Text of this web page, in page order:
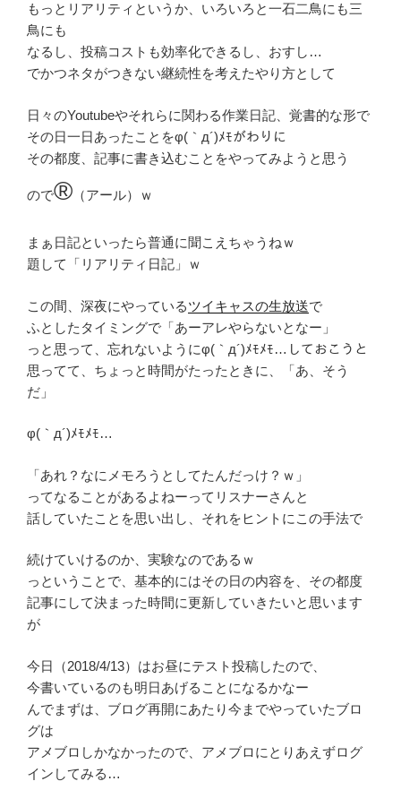
もっとリアリティというか、いろいろと一石二鳥にも三
鳥にも
なるし、投稿コストも効率化できるし、おすし…
でかつネタがつきない継続性を考えたやり方として
日々のYoutubeやそれらに関わる作業日記、覚書的な形で
その日一日あったことをφ(｀д´)ﾒﾓがわりに
その都度、記事に書き込むことをやってみようと思う
ので® （アール）ｗ
まぁ日記といったら普通に聞こえちゃうねｗ
題して「リアリティ日記」ｗ
この間、深夜にやっているツイキャスの生放送で
ふとしたタイミングで「あーアレやらないとなー」
っと思って、忘れないようにφ(｀д´)ﾒﾓﾒﾓ…しておこうと
思ってて、ちょっと時間がたったときに、「あ、そう
だ」
φ(｀д´)ﾒﾓﾒﾓ…
「あれ？なにメモろうとしてたんだっけ？ｗ」
ってなることがあるよねーってリスナーさんと
話していたことを思い出し、それをヒントにこの手法で
続けていけるのか、実験なのであるｗ
っということで、基本的にはその日の内容を、その都度
記事にして決まった時間に更新していきたいと思います
が
今日（2018/4/13）はお昼にテスト投稿したので、
今書いているのも明日あげることになるかなー
んでまずは、ブログ再開にあたり今までやっていたブロ
グは
アメブロしかなかったので、アメブロにとりあえずログ
インしてみる…